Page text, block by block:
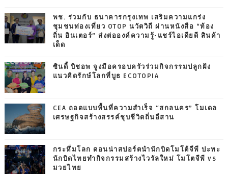
พช. ร่วมกับ ธนาคารกรุงเทพ เสริมความแกร่ง
ชุมชนท่องเที่ยว OTOP นวัตวิถี ผ่านหนังสือ “ท้อง
ถิ่น อินเตอร์” ส่งต่อองค์ความรู้-แชร์ไอเดียดี สินค้า
เด็ด
ซินดี้ บิชอพ จูงมือครอบครัวร่วมกิจกรรมปลูกฝัง
แนวคิดรักษ์โลกที่บูธ ECOTOPIA
CEA ถอดแบบพื้นที่ความสำเร็จ “สกลนคร” โมเดล
เศรษฐกิจสร้างสรรค์ชุบชีวิตถิ่นอีสาน
กระหึ่มโลก ดอนน่าสปอร์ตนำนักบิดโมโต้จีพี ปะทะ
นักบิดไทยทำกิจกรรมสร้างไวรัลใหม่ โมโตจีพี vs
มวยไทย